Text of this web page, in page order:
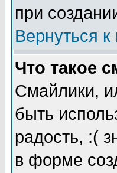
при
Вернуться к
Что такое
Смайлики,
быть
радость, :(
в форме